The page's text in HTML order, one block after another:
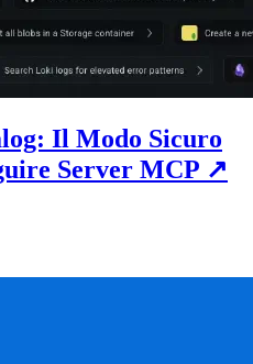
Il Modo Sicuro
Server MCP ↗